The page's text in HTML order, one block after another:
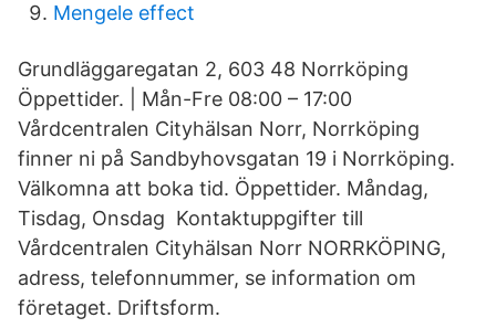
Mengele effect
Grundläggaregatan 2, 603 48 Norrköping
Öppettider. | Mån-Fre 08:00 – 17:00
Vårdcentralen Cityhälsan Norr, Norrköping
finner ni på Sandbyhovsgatan 19 i Norrköping.
Välkomna att boka tid. Öppettider. Måndag,
Tisdag, Onsdag Kontaktuppgifter till
Vårdcentralen Cityhälsan Norr NORRKÖPING,
adress, telefonnummer, se information om
företaget. Driftsform.